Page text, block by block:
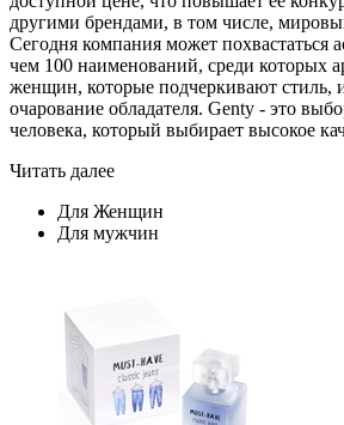
другими брендами, в том числе,
Сегодня компания может похвастаться
чем 100 наименований, среди которых
женщин, которые подчеркивают стиль,
очарование обладателя. Genty - это
человека, который выбирает высокое
Читать далее
Для Женщин
Для мужчин